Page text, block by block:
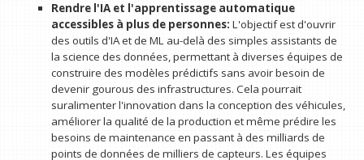
Rendre l'IA et l'apprentissage automatique
accessibles à plus de personnes: L'objectif est d'ouvrir
des outils d'IA et de ML au-delà des simples assistants de
la science des données, permettant à diverses équipes de
construire des modèles prédictifs sans avoir besoin de
devenir gourous des infrastructures. Cela pourrait
suralimenter l'innovation dans la conception des véhicules,
améliorer la qualité de la production et même prédire les
besoins de maintenance en passant à des milliards de
points de données de milliers de capteurs. Les équipes